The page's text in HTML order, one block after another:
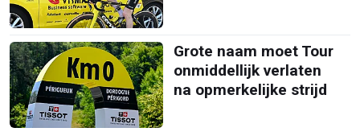
Grote naam moet Tour
onmiddellijk verlaten
na opmerkelijke strijd